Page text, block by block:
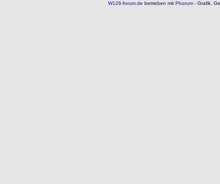
W126-forum.de betrieben mitPhorum- Grafik,